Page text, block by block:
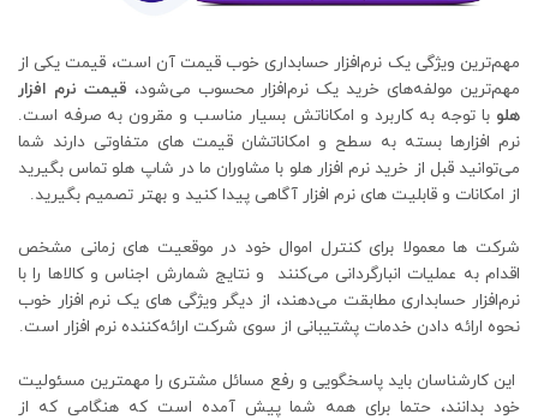
مهم‌ترین ویژگی یک نرم‌افزار حسابداری خوب قیمت آن است، قیمت یکی از
مهم‌ترین مولفه‌های خرید یک نرم‌افزار محسوب می‌شود، قیمت نرم‌ افزار
هلو با توجه به کاربرد و امکاناتش بسیار مناسب و مقرون به صرفه است.
نرم‌ افزارها بسته به سطح و امکاناتشان قیمت ‌های متفاوتی دارند شما
می‌توانید قبل از خرید نرم افزار هلو با مشاوران ما در شاپ هلو تماس بگیرید
از امکانات و قابلیت ‌های نرم افزار آگاهی پیدا کنید و بهتر تصمیم بگیرید.
شرکت ‌ها معمولا برای کنترل اموال خود در موقعیت‌ های زمانی مشخص
اقدام به عملیات انبارگردانی می‌کنند و نتایج شمارش اجناس و کالاها را با
نرم‌افزار حسابداری مطابقت می‌دهند، از دیگر ویژگی‌ های یک نرم افزار خوب
نحوه ارائه دادن خدمات پشتیبانی از سوی شرکت ارائه‌کننده نرم‌ افزار است.
این کارشناسان باید پاسخگویی و رفع مسائل مشتری را مهمترین مسئولیت
خود بدانند، حتما برای همه شما پیش آمده است که هنگامی که از